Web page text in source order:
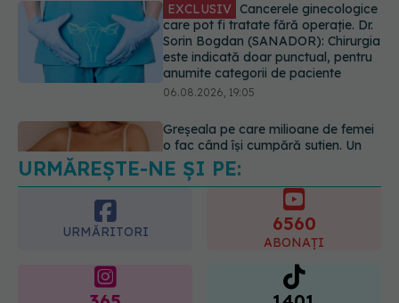
o fac când își cumpără sutien. Un
medic explică metoda corectă
06.08.2026, 18:08
EXCLUSIV De ce unele paciente
la operație. Dr. Sorin Bogdan
(SANADOR): Intervenția
chirurgicală, doar în situații
particulare
URMĂREȘTE-NE ȘI PE:
URMĂRITORI 6560
365
URMĂRITORI
1401
URMĂRITORI
ARTICOLE SIMILARE